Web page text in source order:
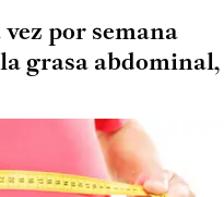
por semana
grasa abdominal,